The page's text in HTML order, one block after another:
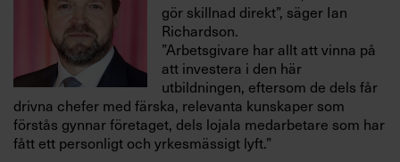
gör skillnad direkt”, säger Ian
Richardson.
”Arbetsgivare har allt att vinna på
att investera i den här
utbildningen, eftersom de dels får
drivna chefer med färska, relevanta kunskaper som
förstås gynnar företaget, dels lojala medarbetare som har
fått ett personligt och yrkesmässigt lyft.”